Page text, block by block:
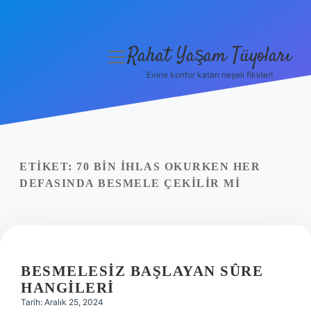
Yasal Uyarı
menüyü
Rahat Yaşam Tüyoları
Evine konfor katan neşeli fikirler!
ETIKET: 70 BIN IHLAS OKURKEN HER
DEFASINDA BESMELE ÇEKILIR MI
BESMELESIZ BAŞLAYAN SÛRE
HANGILERI
Tarih: Aralık 25, 2024